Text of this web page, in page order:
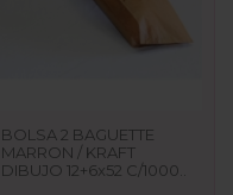
BOLSA 2 BAGUETTE
MARRON / KRAFT
DIBUJO 12+6x52 C/1000..